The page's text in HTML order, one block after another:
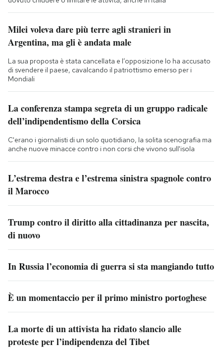
Milei voleva dare più terre agli stranieri in
Argentina, ma gli è andata male
La sua proposta è stata cancellata e l’opposizione lo ha accusato
di svendere il paese, cavalcando il patriottismo emerso per i
Mondiali
La conferenza stampa segreta di un gruppo radicale
dell’indipendentismo della Corsica
C'erano i giornalisti di un solo quotidiano, la solita scenografia ma
anche nuove minacce contro i non corsi che vivono sull'isola
L’estrema destra e l’estrema sinistra spagnole contro
il Marocco
Trump contro il diritto alla cittadinanza per nascita,
di nuovo
In Russia l’economia di guerra si sta mangiando tutto
È un momentaccio per il primo ministro portoghese
La morte di un attivista ha ridato slancio alle
proteste per l’indipendenza del Tibet